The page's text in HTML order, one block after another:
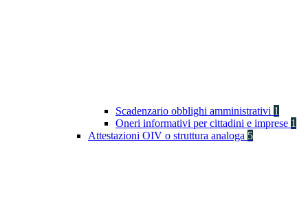
Scadenzario obblighi amministrativi 1
Oneri informativi per cittadini e imprese 1
Attestazioni OIV o struttura analoga 5